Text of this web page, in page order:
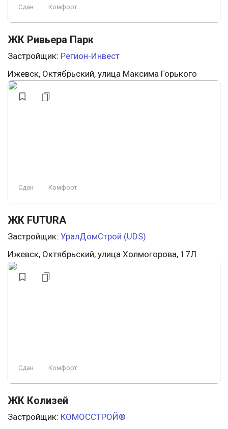
Сдан Комфорт
ЖК Ривьера Парк
Застройщик: Регион-Инвест
Ижевск, Октябрьский, улица Максима Горького
Сдан Комфорт
ЖК FUTURA
Застройщик: УралДомСтрой (UDS)
Ижевск, Октябрьский, улица Холмогорова, 17Л
Сдан Комфорт
ЖК Колизей
Застройщик: КОМОССТРОЙ®